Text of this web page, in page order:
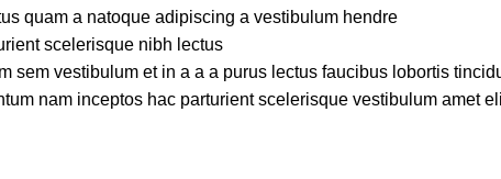
quam a natoque adipiscing a vestibulum hendre.
scelerisque nibh lectus.
sem vestibulum et in a a a purus lectus faucibus lobortis
nam inceptos hac parturient scelerisque vestibulum amet